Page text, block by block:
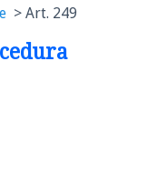
Art. 249